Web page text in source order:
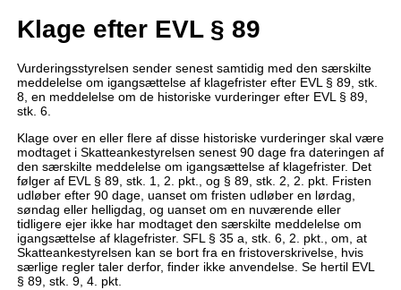
Klage efter EVL § 89
Vurderingsstyrelsen sender senest samtidig med den særskilte
meddelelse om igangsættelse af klagefrister efter EVL § 89, stk.
8, en meddelelse om de historiske vurderinger efter EVL § 89,
stk. 6.
Klage over en eller flere af disse historiske vurderinger skal være
modtaget i Skatteankestyrelsen senest 90 dage fra dateringen af
den særskilte meddelelse om igangsættelse af klagefrister. Det
følger af EVL § 89, stk. 1, 2. pkt., og § 89, stk. 2, 2. pkt. Fristen
udløber efter 90 dage, uanset om fristen udløber en lørdag,
søndag eller helligdag, og uanset om en nuværende eller
tidligere ejer ikke har modtaget den særskilte meddelelse om
igangsættelse af klagefrister. SFL § 35 a, stk. 6, 2. pkt., om, at
Skatteankestyrelsen kan se bort fra en fristoverskrivelse, hvis
særlige regler taler derfor, finder ikke anvendelse. Se hertil EVL
§ 89, stk. 9, 4. pkt.